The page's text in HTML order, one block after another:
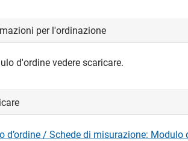
per l'ordinazione
d'ordine vedere scaricare.
d’ordine / Schede di misurazione: Modulo